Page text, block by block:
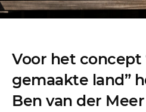
Voor het concept
gemaakte land”
Ben van der